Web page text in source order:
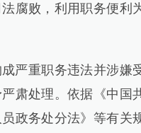
腐败，利用职务便利
严重职务违法并涉嫌
肃处理。依据《中国
政务处分法》等有关